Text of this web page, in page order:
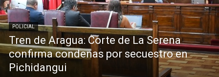
POLICIAL
Tren de Aragua: Corte de La Serena
confirma condenas por secuestro en
Pichidangui